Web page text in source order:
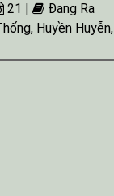
21 |
Đang Ra
, Huyền Huyễn,